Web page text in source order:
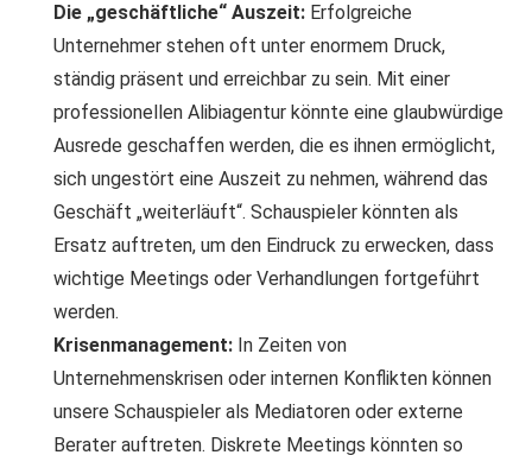
Die „geschäftliche“ Auszeit: Erfolgreiche
Unternehmer stehen oft unter enormem Druck,
ständig präsent und erreichbar zu sein. Mit einer
professionellen Alibiagentur könnte eine glaubwürdige
Ausrede geschaffen werden, die es ihnen ermöglicht,
sich ungestört eine Auszeit zu nehmen, während das
Geschäft „weiterläuft“. Schauspieler könnten als
Ersatz auftreten, um den Eindruck zu erwecken, dass
wichtige Meetings oder Verhandlungen fortgeführt
werden.
Krisenmanagement: In Zeiten von
Unternehmenskrisen oder internen Konflikten können
unsere Schauspieler als Mediatoren oder externe
Berater auftreten. Diskrete Meetings könnten so